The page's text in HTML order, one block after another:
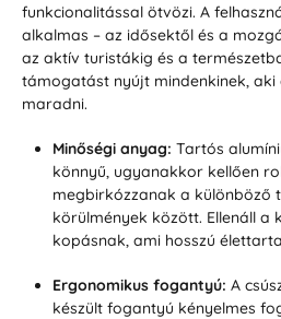
funkcionalitással ötvözi. A
alkalmas – az idősektől és a
az aktív turistákig és a
támogatást nyújt mindenkinek, aki
maradni.
Minőségi anyag: Tartós
könnyű, ugyanakkor kellően
megbirkózzanak a különböző
körülmények között. Ellenáll a
kopásnak, ami hosszú
Ergonomikus fogantyú: A
készült fogantyú kényelmes